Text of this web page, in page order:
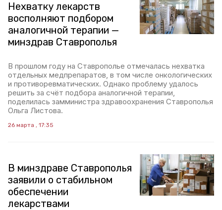
Нехватку лекарств
восполняют подбором
аналогичной терапии —
минздрав Ставрополья
В прошлом году на Ставрополье отмечалась нехватка
отдельных медпрепаратов, в том числе онкологических
и противоревматических. Однако проблему удалось
решить за счёт подбора аналогичной терапии,
поделилась замминистра здравоохранения Ставрополья
Ольга Листова.
26 марта , 17:35
В минздраве Ставрополья
заявили о стабильном
обеспечении
лекарствами